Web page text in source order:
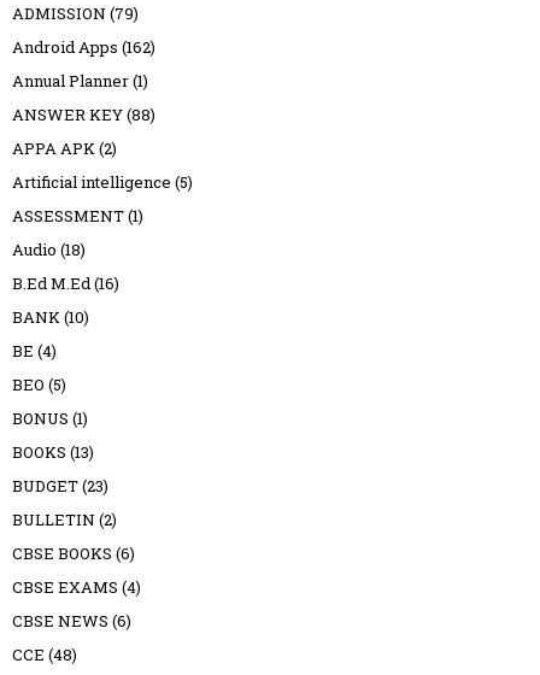
ADMISSION (79)
Android Apps (162)
Annual Planner(1)
ANSWER KEY(88)
APPA APK(2)
Artificial intelligence (5)
ASSESSMENT(1)
Audio (18)
B.Ed M.Ed(16)
BANK(10)
BE (4)
BEO (5)
BONUS (1)
BOOKS (13)
BUDGET(23)
BULLETIN (2)
CBSE BOOKS (6)
CBSE EXAMS (4)
CBSE NEWS (6)
CCE (48)